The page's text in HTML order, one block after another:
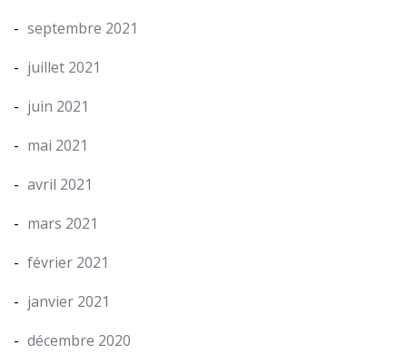
septembre 2021
juillet 2021
juin 2021
mai 2021
avril 2021
mars 2021
février 2021
janvier 2021
décembre 2020